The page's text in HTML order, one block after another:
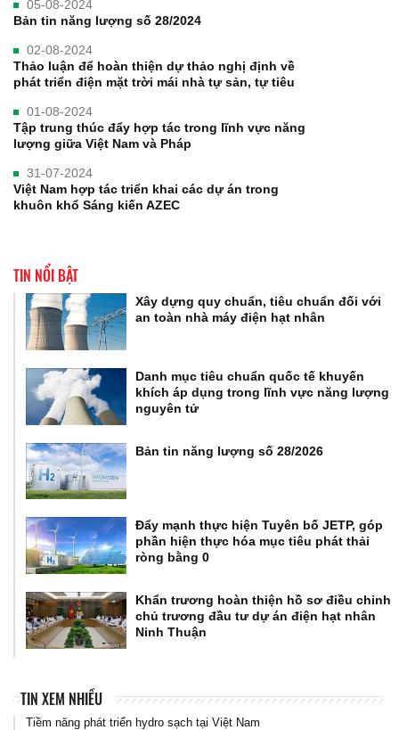
05-08-2024
Bản tin năng lượng số 28/2024
02-08-2024
Thảo luận để hoàn thiện dự thảo nghị định về
phát triển điện mặt trời mái nhà tự sản, tự tiêu
01-08-2024
Tập trung thúc đẩy hợp tác trong lĩnh vực năng
lượng giữa Việt Nam và Pháp
31-07-2024
Việt Nam hợp tác triển khai các dự án trong
khuôn khổ Sáng kiến AZEC
TIN NỔI BẬT
Xây dựng quy chuẩn, tiêu chuẩn đối với
an toàn nhà máy điện hạt nhân
Danh mục tiêu chuẩn quốc tế khuyến
khích áp dụng trong lĩnh vực năng lượng
nguyên tử
Bản tin năng lượng số 28/2026
Đẩy mạnh thực hiện Tuyên bố JETP, góp
phần hiện thực hóa mục tiêu phát thải
ròng bằng 0
Khẩn trương hoàn thiện hồ sơ điều chỉnh
chủ trương đầu tư dự án điện hạt nhân
Ninh Thuận
TIN XEM NHIỀU
Tiềm năng phát triển hydro sạch tại Việt Nam